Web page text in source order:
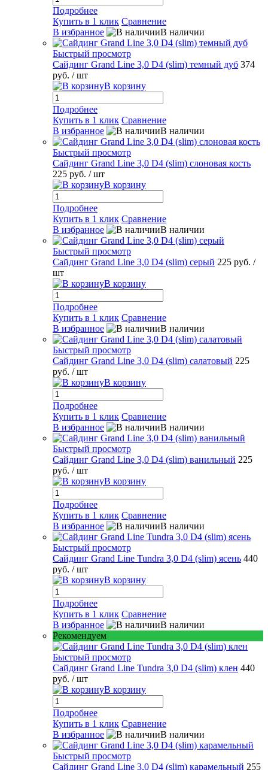
Подробнее
Купить в 1 клик Сравнение
В избранное
В наличии
Быстрый просмотр
Сайдинг Grand Line 3,0 D4 (slim) темный дуб 374
руб. / шт
В корзину
Подробнее
Купить в 1 клик Сравнение
В избранное
В наличии
Быстрый просмотр
Сайдинг Grand Line 3,0 D4 (slim) слоновая кость
225 руб. / шт
В корзину
Подробнее
Купить в 1 клик Сравнение
В избранное
В наличии
Быстрый просмотр
Сайдинг Grand Line 3,0 D4 (slim) серый 225 руб. /
шт
В корзину
Подробнее
Купить в 1 клик Сравнение
В избранное
В наличии
Быстрый просмотр
Сайдинг Grand Line 3,0 D4 (slim) салатовый 225
руб. / шт
В корзину
Подробнее
Купить в 1 клик Сравнение
В избранное
В наличии
Быстрый просмотр
Сайдинг Grand Line 3,0 D4 (slim) ванильный 225
руб. / шт
В корзину
Подробнее
Купить в 1 клик Сравнение
В избранное
В наличии
Быстрый просмотр
Сайдинг Grand Line Tundra 3,0 D4 (slim) ясень 440
руб. / шт
В корзину
Подробнее
Купить в 1 клик Сравнение
В избранное
В наличии
Рекомендуем
Быстрый просмотр
Сайдинг Grand Line Tundra 3,0 D4 (slim) клен 440
руб. / шт
В корзину
Подробнее
Купить в 1 клик Сравнение
В избранное
В наличии
Быстрый просмотр
Сайдинг Grand Line 3,0 D4 (slim) карамельный 255